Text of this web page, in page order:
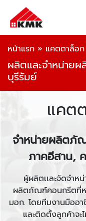
หน้าแรก » แคตตาล็อก
ผลิตและจำหน่า
บุรีรัมย์
แคต
จำหน่ายผลิตภั
ภาคอีสาน,
ผู้ผลิตเเละจัดจำห
ผลิตภัณฑ์คอนกรีตที่ห
มอก. โดยทีมงานมืออ
และติดตั้งลูกค้าจะ